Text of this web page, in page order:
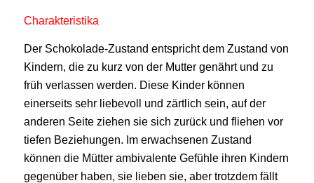
Charakteristika
Der Schokolade-Zustand entspricht dem Zustand von
Kindern, die zu kurz von der Mutter genährt und zu
früh verlassen werden. Diese Kinder können
einerseits sehr liebevoll und zärtlich sein, auf der
anderen Seite ziehen sie sich zurück und fliehen vor
tiefen Beziehungen. Im erwachsenen Zustand
können die Mütter ambivalente Gefühle ihren Kindern
gegenüber haben, sie lieben sie, aber trotzdem fällt